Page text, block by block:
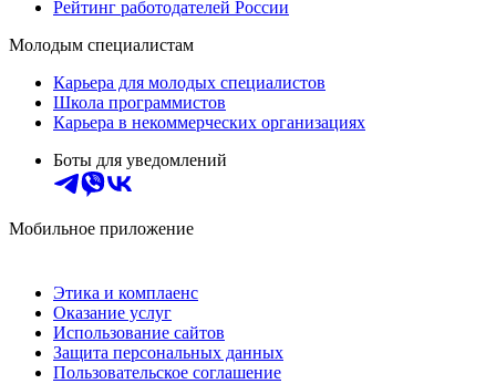
Рейтинг работодателей России
Молодым специалистам
Карьера для молодых специалистов
Школа программистов
Карьера в некоммерческих организациях
Боты для уведомлений
Мобильное приложение
Этика и комплаенс
Оказание услуг
Использование сайтов
Защита персональных данных
Пользовательское соглашение